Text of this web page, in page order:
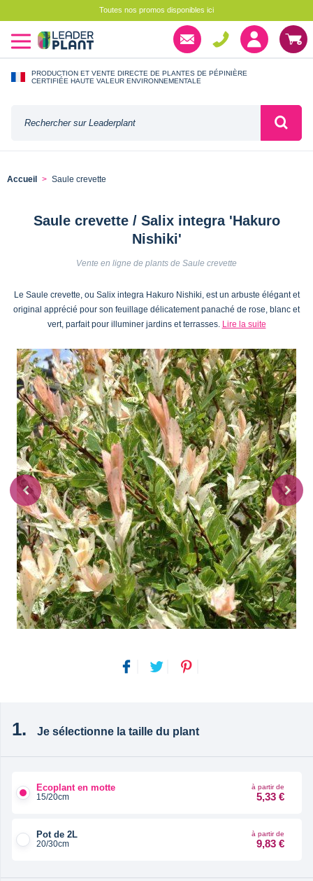
Toutes nos promos disponibles ici
PRODUCTION ET VENTE DIRECTE DE PLANTES DE PÉPINIÈRE
CERTIFIÉE HAUTE VALEUR ENVIRONNEMENTALE
Accueil Saule crevette
Saule crevette / Salix integra 'Hakuro
Nishiki'
Vente en ligne de plants de Saule crevette
Le Saule crevette, ou Salix integra Hakuro Nishiki, est un arbuste élégant et
original apprécié pour son feuillage délicatement panaché de rose, blanc et
vert, parfait pour illuminer jardins et terrasses. Lire la suite
Je sélectionne la taille du plant
Ecoplant en motte
15/20cm
à partir de
5,33 €
Pot de 2L
20/30cm
à partir de
9,83 €